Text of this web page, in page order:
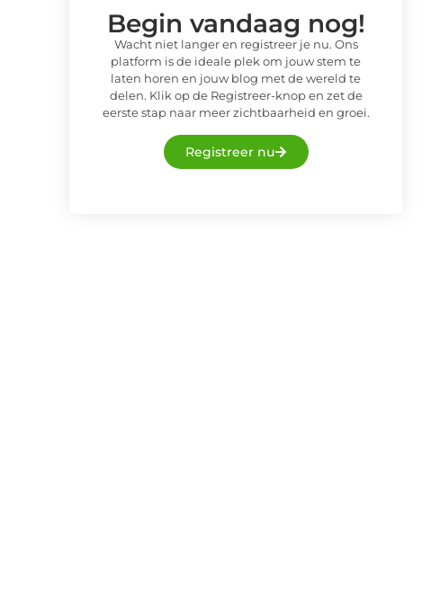
Begin vandaag nog!
Wacht niet langer en registreer je nu. Ons
platform is de ideale plek om jouw stem te
laten horen en jouw blog met de wereld te
delen. Klik op de Registreer-knop en zet de
eerste stap naar meer zichtbaarheid en groei.
Registreer nu